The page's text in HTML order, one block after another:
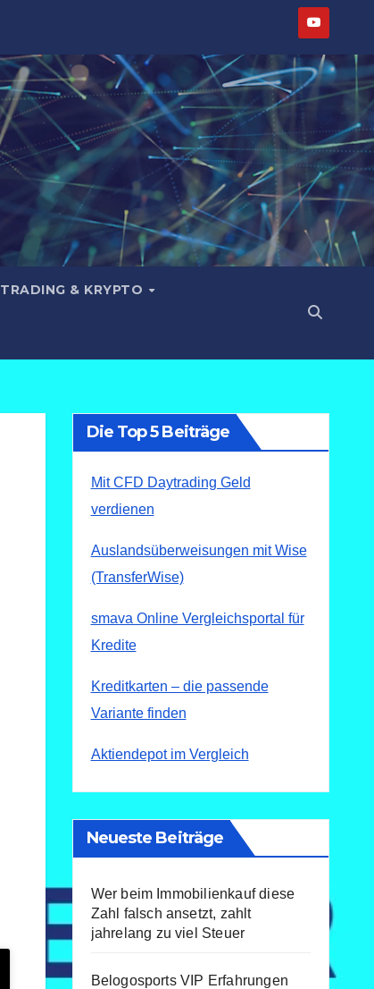
TRADING & KRYPTO
Die Top 5 Beiträge
Mit CFD Daytrading Geld
verdienen
Auslandsüberweisungen mit Wise
(TransferWise)
smava Online Vergleichsportal für
Kredite
Kreditkarten – die passende
Variante finden
Aktiendepot im Vergleich
Neueste Beiträge
Wer beim Immobilienkauf diese
Zahl falsch ansetzt, zahlt
jahrelang zu viel Steuer
Belogosports VIP Erfahrungen